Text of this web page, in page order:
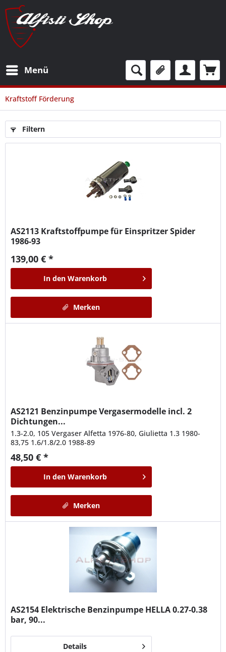
Menü
Kraftstoff Förderung
Filtern
AS2113 Kraftstoffpumpe für Einspritzer Spider
1986-93
139,00 € *
In den Warenkorb
Merken
AS2121 Benzinpumpe Vergasermodelle incl. 2
Dichtungen...
1.3-2.0, 105 Vergaser Alfetta 1976-80, Giulietta 1.3 1980-
83,75 1.6/1.8/2.0 1988-89
48,50 € *
In den Warenkorb
Merken
AS2154 Elektrische Benzinpumpe HELLA 0.27-0.38
bar, 90...
Details